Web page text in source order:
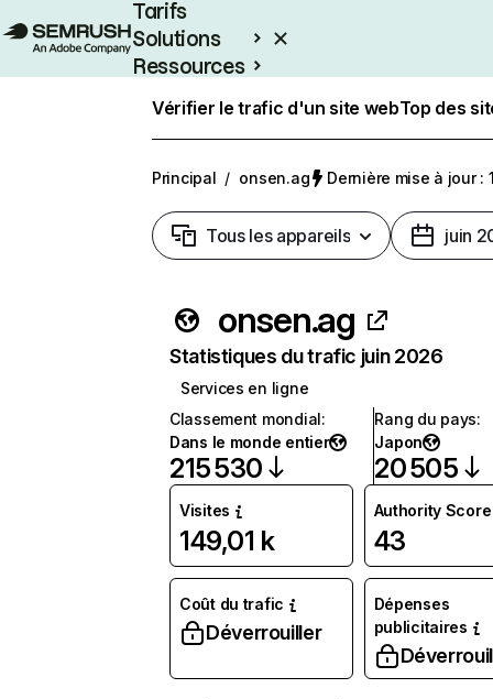
Tarifs
Solutions
Ressources
Vérifier le trafic d'un site webTop des
Principal / onsen.ag Dernière mise à jour :
Tous les appareils juin
onsen.ag
Statistiques du trafic juin 2026
Services en ligne
Classement mondial:
Dans le monde entier
215 530
Rang du pays:
Japon
20 505
Visites
149,01 k
Authority Score
43
Coût du trafic
Déverrouiller
Dépenses
publicitaires